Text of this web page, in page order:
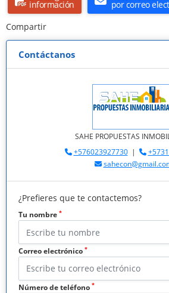
información
por correo
Compartir
Contáctanos
SAHE PROPUESTAS
+576023927730|
¿Prefieres que te contactemos?
Tu nombre *
Correo electrónico *
Número de teléfono *